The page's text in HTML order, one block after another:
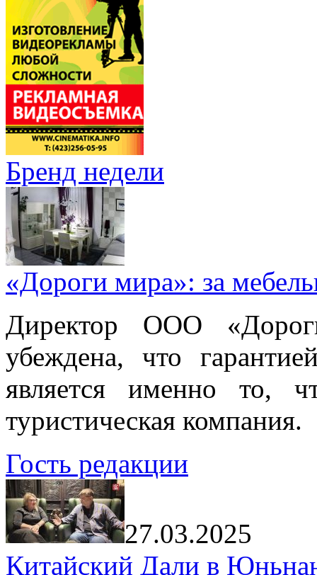
Бренд недели
«Дороги мира»: за
Директор ООО
убеждена, что
является именно то,
туристическая компания.
Гость редакции
27.03.2025
Китайский Дали в